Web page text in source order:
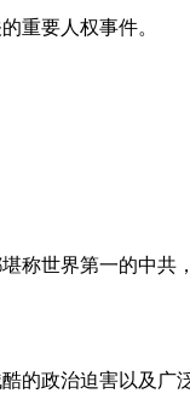
重要人权事件。
称世界第一的中共
的政治迫害以及广